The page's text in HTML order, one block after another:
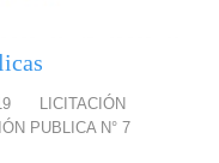
LICITACIÓN
PUBLICA N° 7